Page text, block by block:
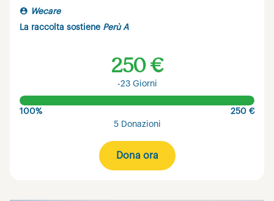
Wecare
La raccolta sostiene Perù A
250 €
-23 Giorni
100%
250 €
5 Donazioni
Dona ora